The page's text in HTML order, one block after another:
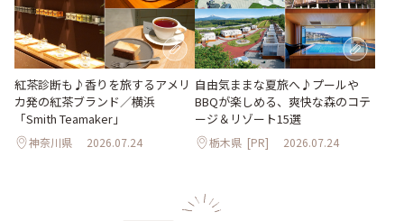
紅茶診断も♪香りを旅するアメリ
カ発の紅茶ブランド／横浜
「Smith Teamaker」
神奈川県 2026.07.24
自由気ままな夏旅へ♪プールや
BBQが楽しめる、爽快な森のコテ
ージ＆リゾート15選
栃木県 [PR] 2026.07.24